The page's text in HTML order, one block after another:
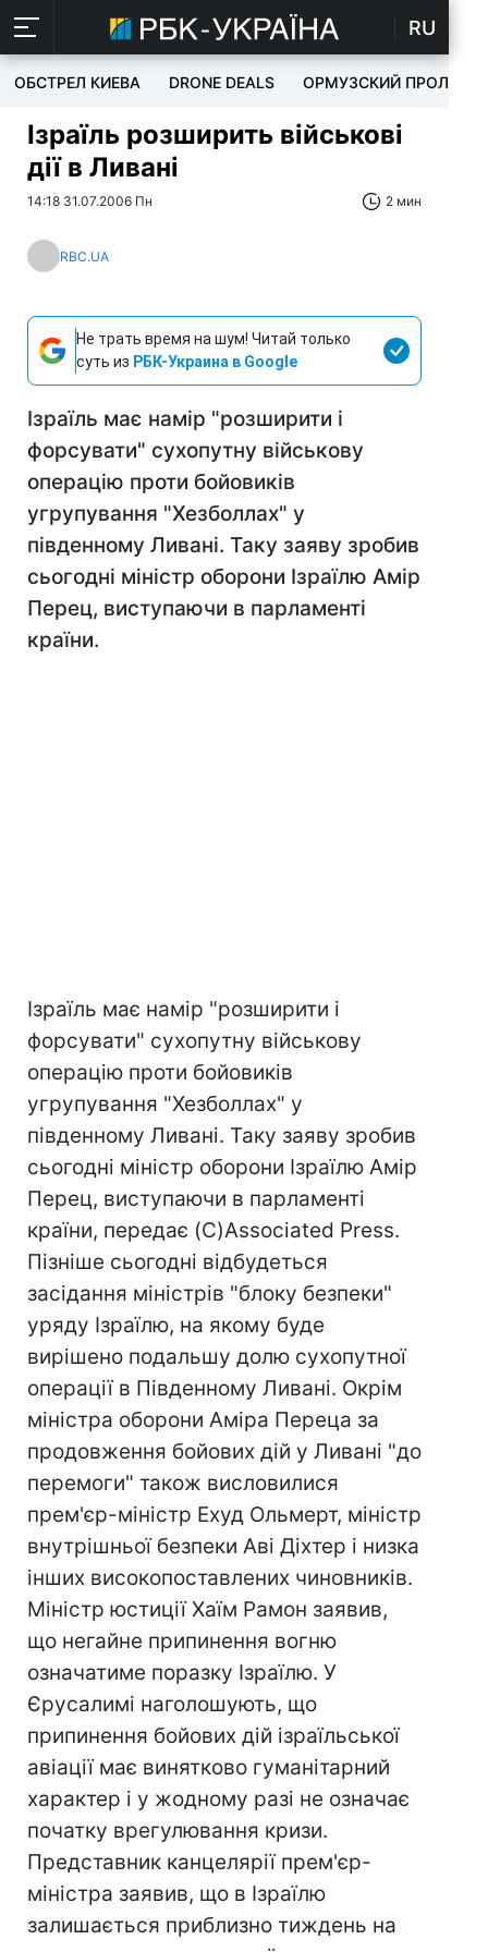
RU
ОБСТРЕЛ КИЕВА DRONE DEALS ОРМУЗСКИЙ ПРОЛИВ
Ізраїль розширить військові
дії в Ливані
14:18 31.07.2006 Пн 2 мин
RBC.UA
Не трать время на шум! Читай только
суть из РБК-Украина в Google
Ізраїль має намір "розширити і
форсувати" сухопутну військову
операцію проти бойовиків
угрупування "Хезболлах" у
південному Ливані. Таку заяву зробив
сьогодні міністр оборони Ізраїлю Амір
Перец, виступаючи в парламенті
країни.
Ізраїль має намір "розширити і
форсувати" сухопутну військову
операцію проти бойовиків
угрупування "Хезболлах" у
південному Ливані. Таку заяву зробив
сьогодні міністр оборони Ізраїлю Амір
Перец, виступаючи в парламенті
країни, передає (C)Associated Press.
Пізніше сьогодні відбудеться
засідання міністрів "блоку безпеки"
уряду Ізраїлю, на якому буде
вирішено подальшу долю сухопутної
операції в Південному Ливані. Окрім
міністра оборони Аміра Переца за
продовження бойових дій у Ливані "до
перемоги" також висловилися
прем'єр-міністр Ехуд Ольмерт, міністр
внутрішньої безпеки Аві Діхтер і низка
інших високопоставлених чиновників.
Міністр юстиції Хаїм Рамон заявив,
що негайне припинення вогню
означатиме поразку Ізраїлю. У
Єрусалимі наголошують, що
припинення бойових дій ізраїльської
авіації має винятково гуманітарний
характер і у жодному разі не означає
початку врегулювання кризи.
Представник канцелярії прем'єр-
міністра заявив, що в Ізраїлю
залишається приблизно тиждень на